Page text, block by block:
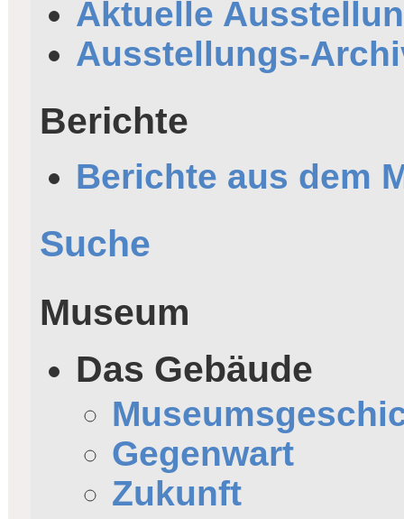
Aktuelle
Ausstellungs-
Berichte
Berichte aus dem
Suche
Museum
Das Gebäude
Gegenwart
Zukunft